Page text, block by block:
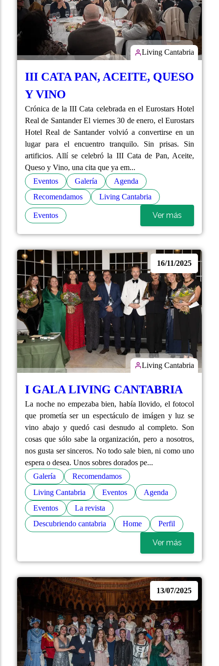
Living Cantabria
III CATA PAN, ACEITE, QUESO
Y VINO
Crónica de la III Cata celebrada en el Eurostars Hotel
Real de Santander El viernes 30 de enero, el Eurostars
Hotel Real de Santander volvió a convertirse en un
lugar para el encuentro tranquilo. Sin prisas. Sin
artificios. Allí se celebró la III Cata de Pan, Aceite,
Queso y Vino, una cita que ya em...
Eventos
Galería
Agenda
Recomendamos
Living Cantabria
Eventos Ver más
16/11/2025
Living Cantabria
I GALA LIVING CANTABRIA
La noche no empezaba bien, había llovido, el fotocol
que prometía ser un espectáculo de imágen y luz se
vino abajo y quedó casi desnudo al completo. Son
cosas que sólo sabe la organización, pero a nosotros,
nos gusta ser sinceros. No todo sale bien, ni como uno
espera o desea. Unos sobres dorados pe...
Galería
Recomendamos
Living Cantabria
Eventos
Agenda
Eventos
La revista
Descubriendo cantabria
Home Perfil
Ver más
13/07/2025